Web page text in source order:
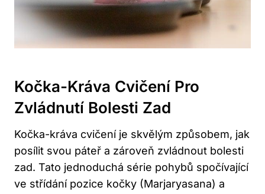
Kočka-Kráva Cvičení Pro
⁣zvládnutí Bolesti Zad
Kočka-kráva​ cvičení​ je​ skvělým způsobem, jak
posílit svou páteř ​a zároveň‍ zvládnout bolesti
zad. Tato ​jednoduchá série pohybů‌ spočívající
ve ​střídání pozice kočky (Marjaryasana) a